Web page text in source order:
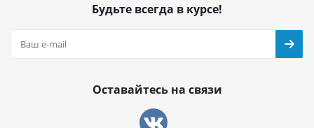
Будьте всегда в курсе!
Оставайтесь на связи